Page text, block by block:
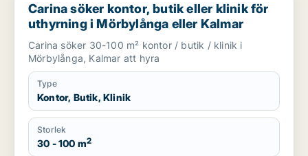
Carina söker kontor, butik eller klinik för
uthyrning i Mörbylånga eller Kalmar
Carina söker 30-100 m² kontor / butik / klinik i
Mörbylånga, Kalmar att hyra
Type
Kontor, Butik, Klinik
Storlek
30 - 100 m2